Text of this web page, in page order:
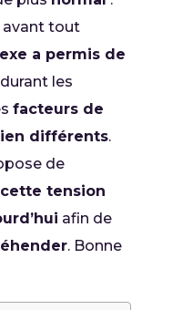
tout
a permis de
les
facteurs de
différents.
de
tension
afin de
. Bonne